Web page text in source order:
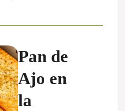
Pan de
Ajo en
la